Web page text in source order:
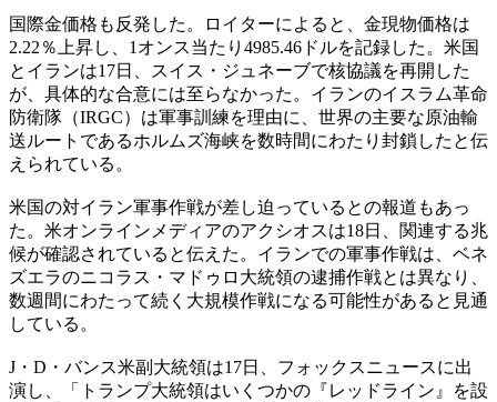
国際金価格も反発した。ロイターによると、金現物価格は
2.22％上昇し、1オンス当たり4985.46ドルを記録した。米国
とイランは17日、スイス・ジュネーブで核協議を再開した
が、具体的な合意には至らなかった。イランのイスラム革命
防衛隊（IRGC）は軍事訓練を理由に、世界の主要な原油輸
送ルートであるホルムズ海峡を数時間にわたり封鎖したと伝
えられている。
米国の対イラン軍事作戦が差し迫っているとの報道もあっ
た。米オンラインメディアのアクシオスは18日、関連する兆
候が確認されていると伝えた。イランでの軍事作戦は、ベネ
ズエラのニコラス・マドゥロ大統領の逮捕作戦とは異なり、
数週間にわたって続く大規模作戦になる可能性があると見通
している。
J・D・バンス米副大統領は17日、フォックスニュースに出
演し、「トランプ大統領はいくつかの『レッドライン』を設